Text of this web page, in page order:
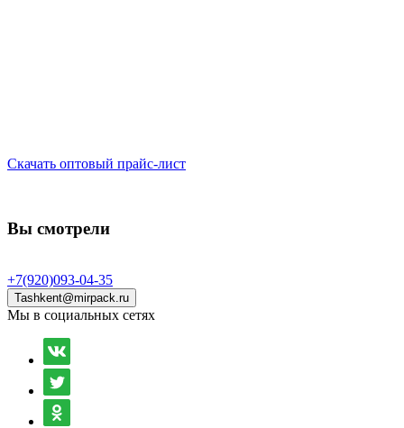
Скачать оптовый прайс-лист
Вы смотрели
+7(920)093-04-35
Tashkent@mirpack.ru
Мы в социальных сетях